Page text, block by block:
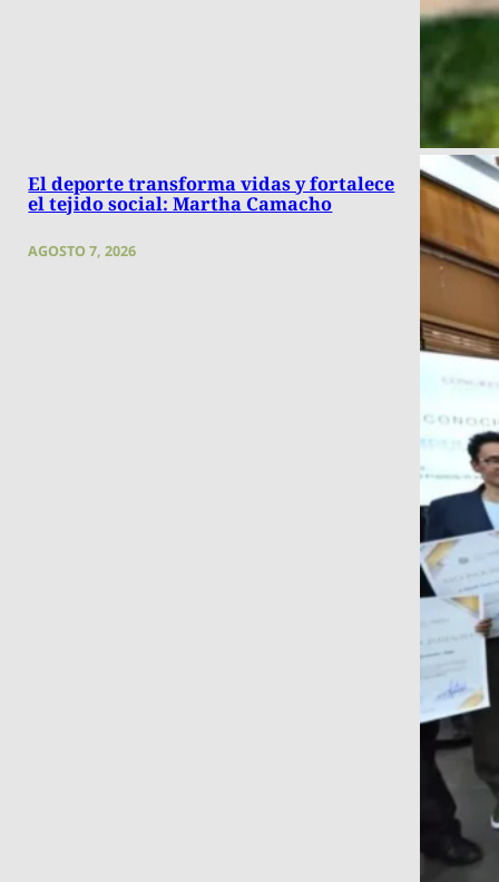
El deporte transforma vidas y fortalece
el tejido social: Martha Camacho
AGOSTO 7, 2026